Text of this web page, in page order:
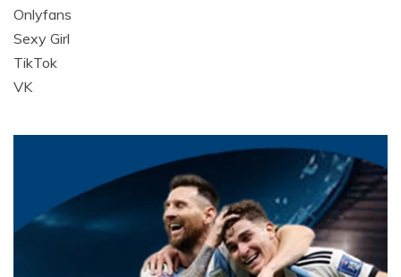
Onlyfans
Sexy Girl
TikTok
VK